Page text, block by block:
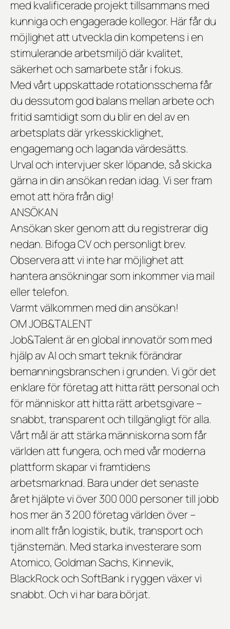
med kvalificerade projekt tillsammans med
kunniga och engagerade kollegor. Här får du
möjlighet att utveckla din kompetens i en
stimulerande arbetsmiljö där kvalitet,
säkerhet och samarbete står i fokus.
Med vårt uppskattade rotationsschema får
du dessutom god balans mellan arbete och
fritid samtidigt som du blir en del av en
arbetsplats där yrkesskicklighet,
engagemang och laganda värdesätts.
Urval och intervjuer sker löpande, så skicka
gärna in din ansökan redan idag. Vi ser fram
emot att höra från dig!
ANSÖKAN
Ansökan sker genom att du registrerar dig
nedan. Bifoga CV och personligt brev.
Observera att vi inte har möjlighet att
hantera ansökningar som inkommer via mail
eller telefon.
Varmt välkommen med din ansökan!
OM JOB&TALENT
Job&Talent är en global innovatör som med
hjälp av AI och smart teknik förändrar
bemanningsbranschen i grunden. Vi gör det
enklare för företag att hitta rätt personal och
för människor att hitta rätt arbetsgivare –
snabbt, transparent och tillgängligt för alla.
Vårt mål är att stärka människorna som får
världen att fungera, och med vår moderna
plattform skapar vi framtidens
arbetsmarknad. Bara under det senaste
året hjälpte vi över 300 000 personer till jobb
hos mer än 3 200 företag världen över –
inom allt från logistik, butik, transport och
tjänstemän. Med starka investerare som
Atomico, Goldman Sachs, Kinnevik,
BlackRock och SoftBank i ryggen växer vi
snabbt. Och vi har bara börjat.